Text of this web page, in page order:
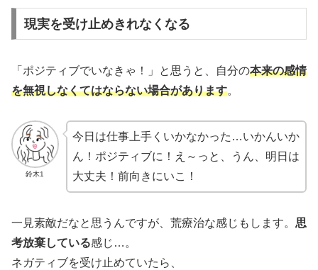
現実を受け止めきれなくなる
「ポジティブでいなきゃ！」と思うと、自分の本来の感情
を無視しなくてはならない場合があります。
鈴木1
今日は仕事上手くいかなかった…いかんいか
ん！ポジティブに！え～っと、うん、明日は
大丈夫！前向きにいこ！
一見素敵だなと思うんですが、荒療治な感じもします。 思
考放棄している感じ…。
ネガティブを受け止めていたら、